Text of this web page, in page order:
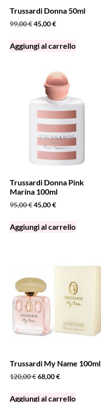
Trussardi Donna 50ml
99,00€45,00€
Aggiungi al carrello
Trussardi Donna Pink
Marina 100ml
95,00€45,00€
Aggiungi al carrello
Trussardi My Name 100ml
120,00€68,00€
Aggiungi al carrello